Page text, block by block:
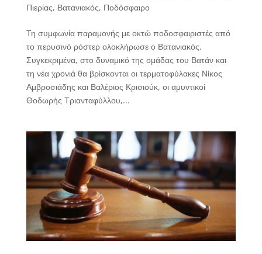
Πιερίας, Βατανιακός, Ποδόσφαιρο
Τη συμφωνία παραμονής με οκτώ ποδοσφαιριστές από
το περυσινό ρόστερ ολοκλήρωσε ο Βατανιακός.
Συγκεκριμένα, στο δυναμικό της ομάδας του Βατάν και
τη νέα χρονιά θα βρίσκονται οι τερματοφύλακες Νίκος
Αμβροσιάδης και Βαλέριος Κρισιούκ, οι αμυντικοί
Θοδωρής Τριανταφύλλου,...